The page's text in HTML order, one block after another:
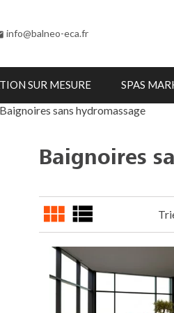
info@balneo-eca.fr
SUR MESURE SPAS
Baignoires sans hydromassage
Baignoires
view_module view_list